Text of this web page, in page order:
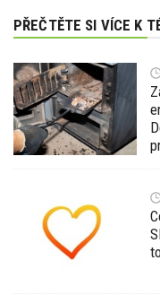
PŘEČTĚTE SI VÍCE K